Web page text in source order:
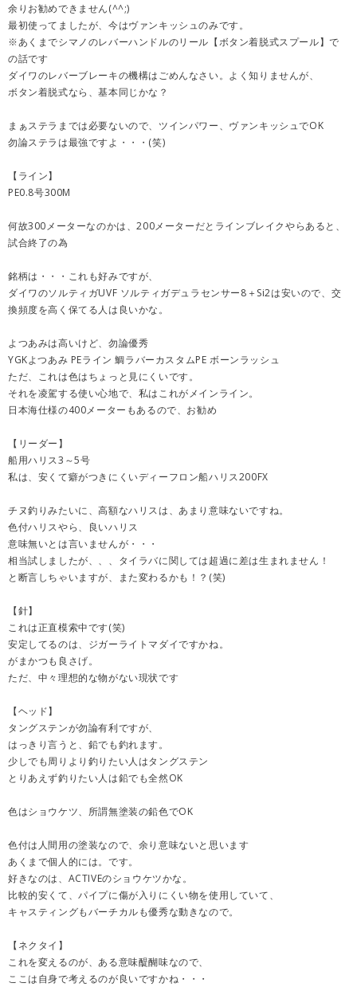
余りお勧めできません(^^;)
最初使ってましたが、今はヴァンキッシュのみです。
※あくまでシマノのレバーハンドルのリール【ボタン着脱式スプール】で
の話です
ダイワのレバーブレーキの機構はごめんなさい。よく知りませんが、
ボタン着脱式なら、基本同じかな？
まぁステラまでは必要ないので、ツインパワー、ヴァンキッシュでOK
勿論ステラは最強ですよ・・・(笑)
【ライン】
PE0.8号300M
何故300メーターなのかは、200メーターだとラインブレイクやらあると、
試合終了の為
銘柄は・・・これも好みですが、
ダイワのソルティガUVF ソルティガデュラセンサー8＋Si2は安いので、交
換頻度を高く保てる人は良いかな。
よつあみは高いけど、勿論優秀
YGKよつあみ PEライン 鯛ラバーカスタムPE ボーンラッシュ
ただ、これは色はちょっと見にくいです。
それを凌駕する使い心地で、私はこれがメインライン。
日本海仕様の400メーターもあるので、お勧め
【リーダー】
船用ハリス3～5号
私は、安くて癖がつきにくいディーフロン船ハリス200FX
チヌ釣りみたいに、高額なハリスは、あまり意味ないですね。
色付ハリスやら、良いハリス
意味無いとは言いませんが・・・
相当試しましたが、、、タイラバに関しては超過に差は生まれません！
と断言しちゃいますが、また変わるかも！？(笑)
【針】
これは正直模索中です(笑)
安定してるのは、ジガーライトマダイですかね。
がまかつも良さげ。
ただ、中々理想的な物がない現状です
【ヘッド】
タングステンが勿論有利ですが、
はっきり言うと、鉛でも釣れます。
少しでも周りより釣りたい人はタングステン
とりあえず釣りたい人は鉛でも全然OK
色はショウケツ、所謂無塗装の鉛色でOK
色付は人間用の塗装なので、余り意味ないと思います
あくまで個人的には。です。
好きなのは、ACTIVEのショウケツかな。
比較的安くて、パイプに傷が入りにくい物を使用していて、
キャスティングもバーチカルも優秀な動きなので。
【ネクタイ】
これを変えるのが、ある意味醍醐味なので、
ここは自身で考えるのが良いですかね・・・